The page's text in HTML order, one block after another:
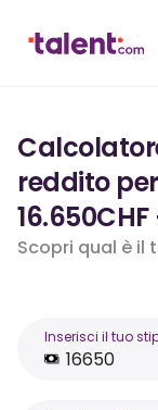
reddito
Scopri qual è il
Inserisci il tuo